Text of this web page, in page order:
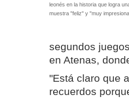
leonés en la historia que logra
muestra "feliz" y "muy
segundos
en Atenas,
"Está claro que
recuerdos